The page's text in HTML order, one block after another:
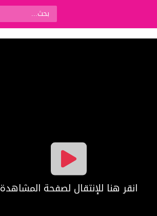
انقر هنا للإنتقال لصفحة المشاهدة